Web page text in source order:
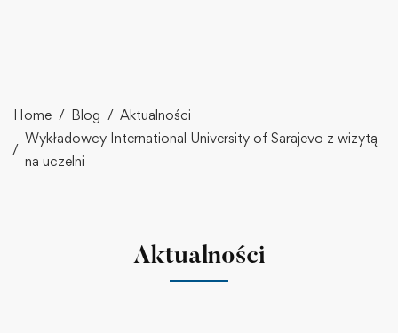
Home Blog
Aktualności
Wykładowcy International University of Sarajevo z wizytą
na uczelni
Aktualności